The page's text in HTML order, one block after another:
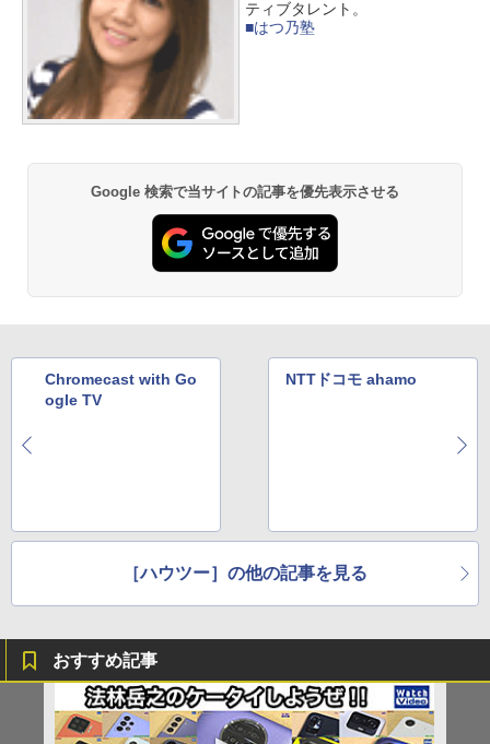
ティブタレント。
■はつ乃塾
Google 検索で当サイトの記事を優先表示させる
Chromecast with Go
ogle TV
NTTドコモ ahamo
［ハウツー］の他の記事を見る
おすすめ記事